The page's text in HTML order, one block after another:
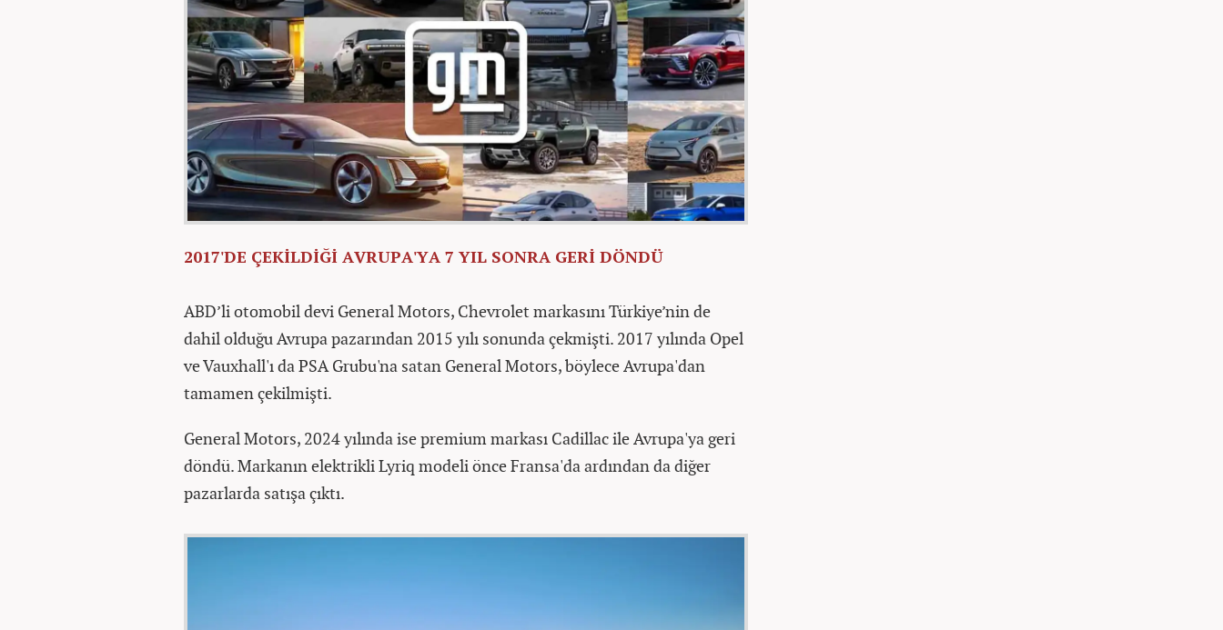
2017'DE ÇEKİLDİĞİ AVRUPA'YA 7 YIL SONRA GERİ DÖNDÜ
ABD’li otomobil devi General Motors, Chevrolet markasını Türkiye’nin de
dahil olduğu Avrupa pazarından 2015 yılı sonunda çekmişti. 2017 yılında Opel
ve Vauxhall'ı da PSA Grubu'na satan General Motors, böylece Avrupa'dan
tamamen çekilmişti.
General Motors, 2024 yılında ise premium markası Cadillac ile Avrupa'ya geri
döndü. Markanın elektrikli Lyriq modeli önce Fransa'da ardından da diğer
pazarlarda satışa çıktı.